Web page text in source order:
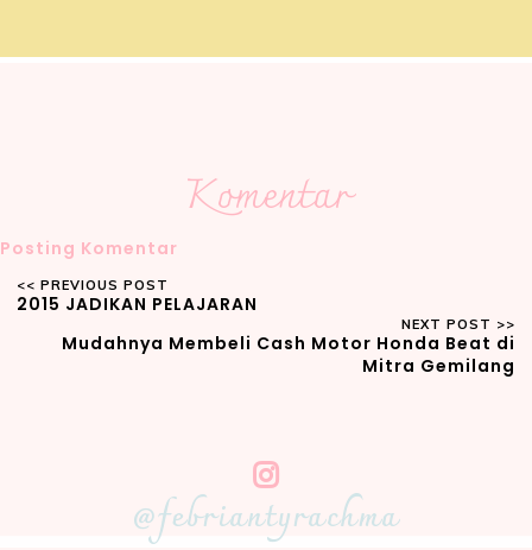
Komentar
Posting Komentar
2015 JADIKAN PELAJARAN
Mudahnya Membeli Cash Motor Honda Beat di
Mitra Gemilang
@febriantyrachma